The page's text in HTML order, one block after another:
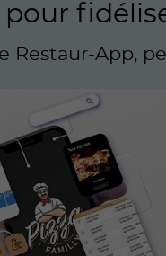
Restaur-App,